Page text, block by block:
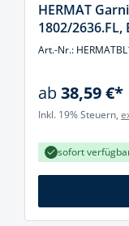
HERMAT
1802/2636.FL,
Art.-Nr.:
ab38,59 €*
Inkl. 19% Steuern,
sofort